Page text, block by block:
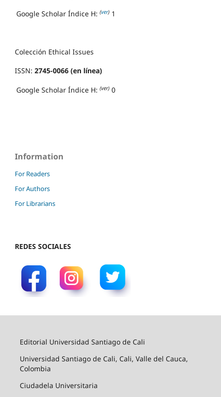
Google Scholar Índice H: (ver) 1
Colección Ethical Issues
ISSN: 2745-0066 (en línea)
Google Scholar Índice H: (ver) 0
Information
For Readers
For Authors
For Librarians
REDES SOCIALES
Editorial Universidad Santiago de Cali
Universidad Santiago de Cali, Cali, Valle del Cauca,
Colombia
Ciudadela Universitaria